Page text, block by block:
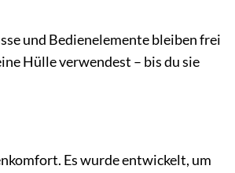
und Bedienelemente bleiben frei
Hülle verwendest – bis du sie
Es wurde entwickelt, um